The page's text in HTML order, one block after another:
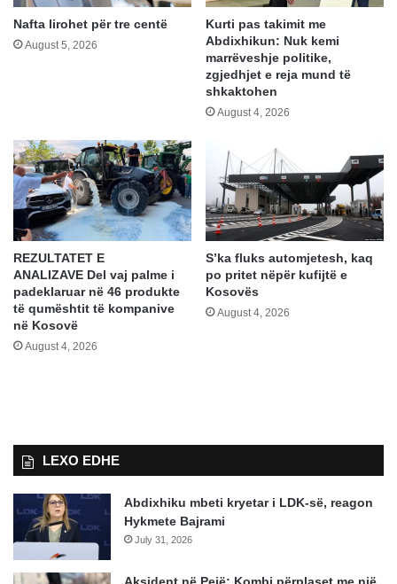
Nafta lirohet për tre centë
August 5, 2026
Kurti pas takimit me
Abdixhikun: Nuk kemi
marrëveshje politike,
zgjedhjet e reja mund të
shkaktohen
August 4, 2026
REZULTATET E
ANALIZAVE Del vaj palme i
padeklaruar në 46 produkte
të qumështit të kompanive
në Kosovë
August 4, 2026
S’ka fluks automjetesh, kaq
po pritet nëpër kufijtë e
Kosovës
August 4, 2026
LEXO EDHE
Abdixhiku mbeti kryetar i LDK-së, reagon
Hykmete Bajrami
July 31, 2026
Aksident në Pejë: Kombi përplaset me një